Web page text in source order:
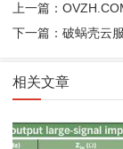
下一篇：破蜗壳云
相关文章